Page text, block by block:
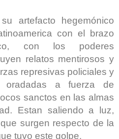
artefacto hegemónico
con el brazo
con los poderes
relatos mentirosos y
represivas policiales y
oradadas a fuerza de
sanctos en las almas
Estan saliendo a luz,
surgen respecto de la
tuvo este golpe.